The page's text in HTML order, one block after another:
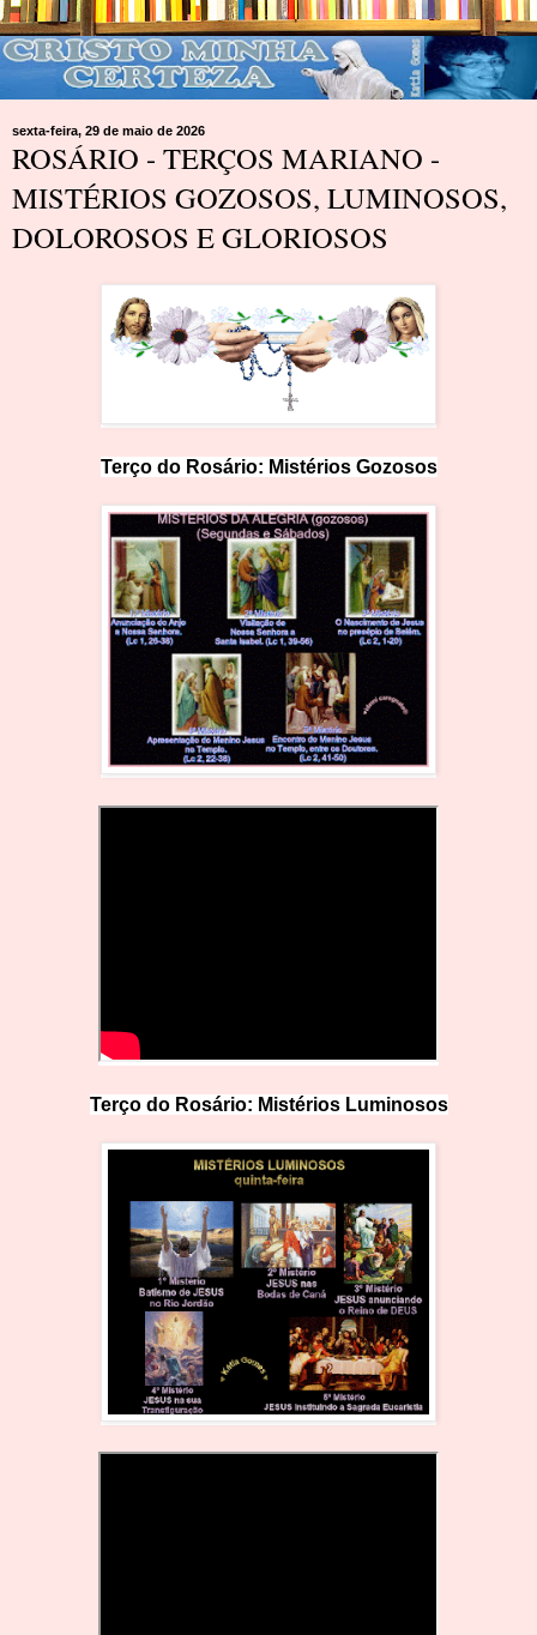
sexta-feira, 29 de maio de 2026
ROSÁRIO - TERÇOS MARIANO -
MISTÉRIOS GOZOSOS, LUMINOSOS,
DOLOROSOS E GLORIOSOS
Terço do Rosário: Mistérios Gozosos
Terço do Rosário: Mistérios Luminosos